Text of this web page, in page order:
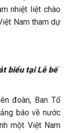
nhiệt liệt chào
Nam tham dự
biểu tại Lễ bế
đoàn, Ban Tổ
báo về nước
một Việt Nam